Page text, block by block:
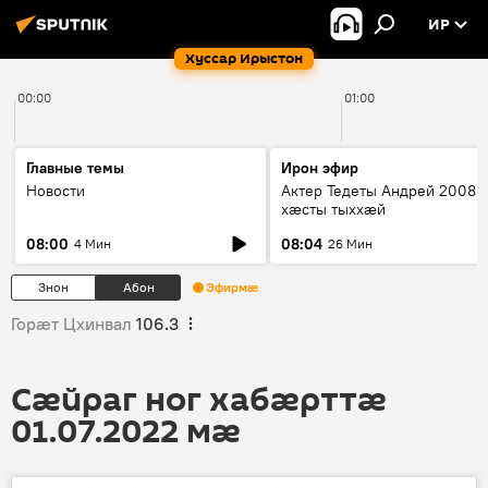
Хуссар Ирыстон
ИР
00:00 01:00
Главные темы
Новости
08:00 4 Мин
Ирон эфир
Актер Тедеты Андрей 2008
хæсты тыххæй
08:04 26 Мин
Знон Абон Эфирмæ
Горӕт Цхинвал 106.3
Сӕйраг ног хабӕрттӕ
01.07.2022 мӕ